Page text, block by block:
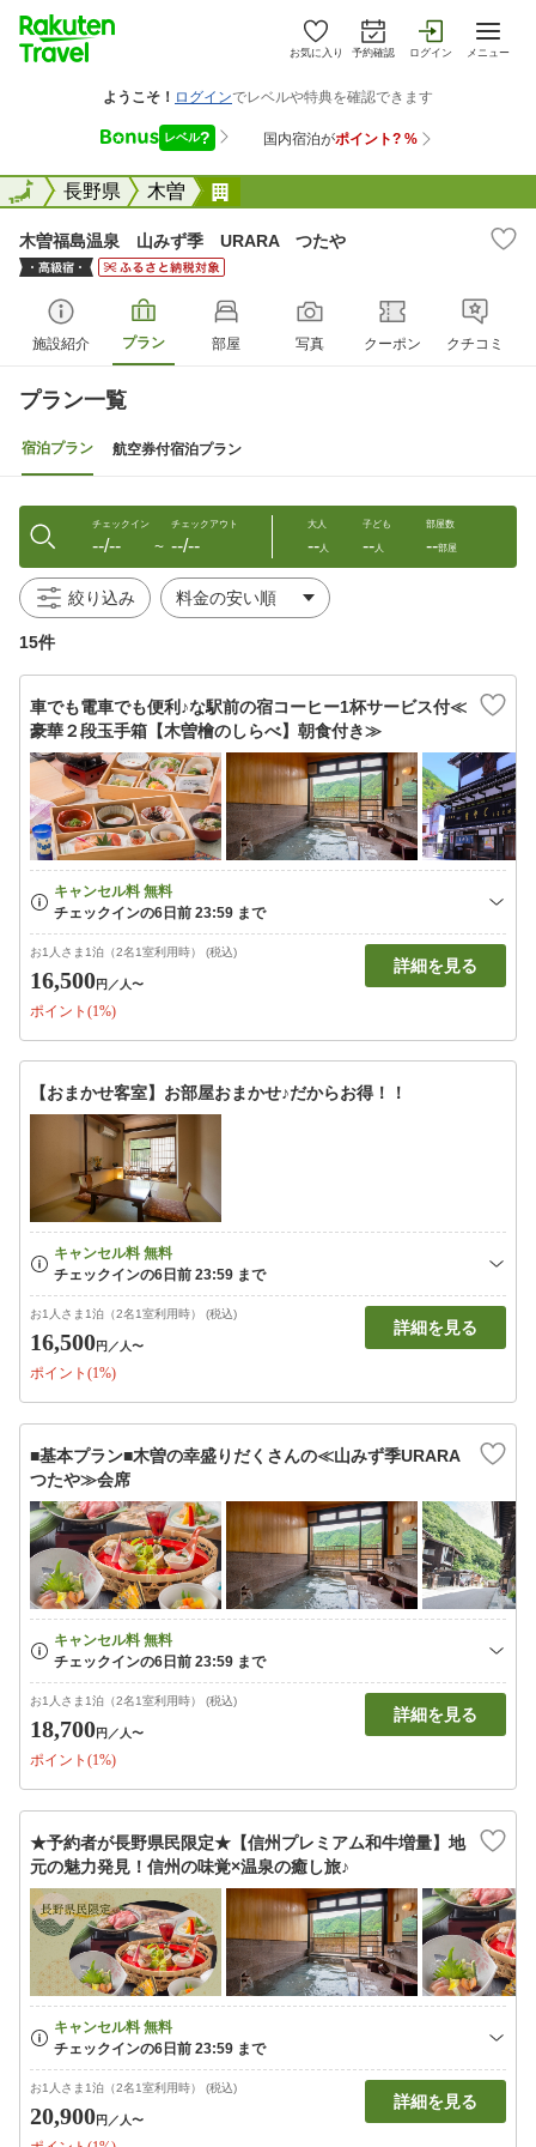
お気に入り 予約確認 ログイン メニュー
全国長野県 木曽
全国
木曽福島温泉 山みず季 URARA つたや
施設紹介 プラン 部屋 写真 クーポン クチコミ
プラン一覧
宿泊プラン 航空券付宿泊プラン
チェックイン
--/-- 〜
チェックアウト
--/--
大人
--人
子ども
--人
部屋数
--部屋
絞り込み
15件
車でも電車でも便利♪な駅前の宿コーヒー1杯サービス付≪
豪華２段玉手箱【木曽檜のしらべ】朝食付き≫
お1人さま1泊（2名1室利用時） (税込)
16,500円 ／人〜
ポイント(1%)
詳細を見る
【おまかせ客室】お部屋おまかせ♪だからお得！！
お1人さま1泊（2名1室利用時） (税込)
16,500円 ／人〜
ポイント(1%)
詳細を見る
■基本プラン■木曽の幸盛りだくさんの≪山みず季URARA
つたや≫会席
お1人さま1泊（2名1室利用時） (税込)
18,700円 ／人〜
ポイント(1%)
詳細を見る
★予約者が長野県民限定★【信州プレミアム和牛増量】地
元の魅力発見！信州の味覚×温泉の癒し旅♪
お1人さま1泊（2名1室利用時） (税込)
20,900円 ／人〜
詳細を見る